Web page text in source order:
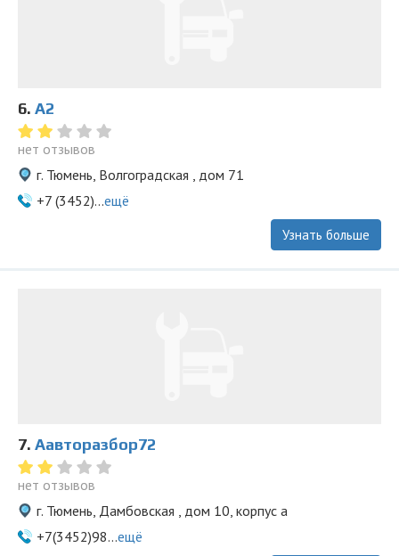
6. А2
нет отзывов
г. Тюмень, Волгоградская , дом 71
+7 (3452)...ещё
Узнать больше
7. Аавторазбор72
нет отзывов
г. Тюмень, Дамбовская , дом 10, корпус а
+7(3452)98...ещё